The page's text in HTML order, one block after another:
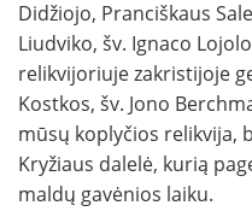
Didžiojo, Pranciškaus
Liudviko, šv. Ignaco
relikvijoriuje zakristijoje
Kostkos, šv. Jono
mūsų koplyčios relikvija,
Kryžiaus dalelė, kurią
maldų gavėnios laiku.